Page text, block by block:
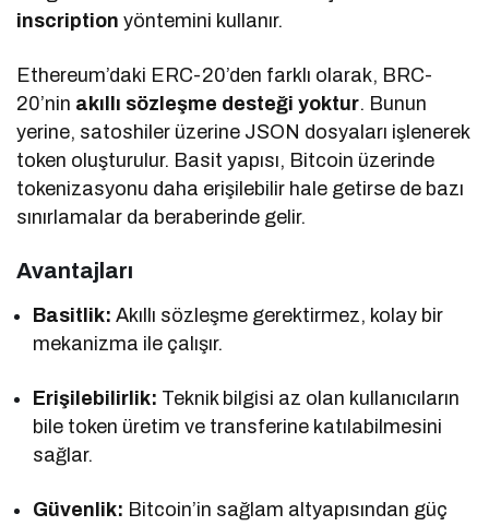
inscription yöntemini kullanır.
Ethereum’daki ERC-20’den farklı olarak, BRC-
20’nin akıllı sözleşme desteği yoktur. Bunun
yerine, satoshiler üzerine JSON dosyaları işlenerek
token oluşturulur. Basit yapısı, Bitcoin üzerinde
tokenizasyonu daha erişilebilir hale getirse de bazı
sınırlamalar da beraberinde gelir.
Avantajları
Basitlik: Akıllı sözleşme gerektirmez, kolay bir
mekanizma ile çalışır.
Erişilebilirlik: Teknik bilgisi az olan kullanıcıların
bile token üretim ve transferine katılabilmesini
sağlar.
Güvenlik: Bitcoin’in sağlam altyapısından güç